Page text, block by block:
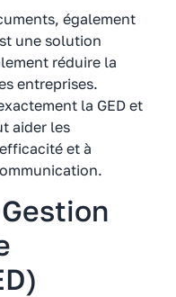
également
une solution
réduire la
entreprises.
la GED et
aider les
et à